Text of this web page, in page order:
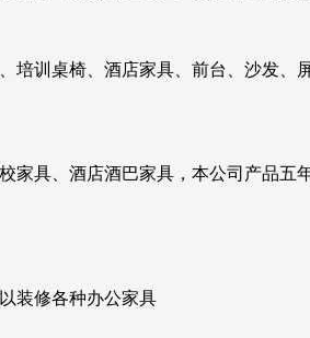
训桌椅、酒店家具、前台、沙发
具、酒店酒巴家具，本公司产品
装修各种办公家具